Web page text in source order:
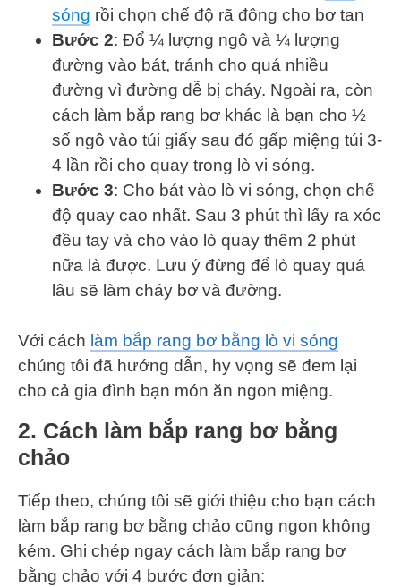
sóng rồi chọn chế độ rã đông cho bơ tan
Bước 2: Đổ ¼ lượng ngô và ¼ lượng
đường vào bát, tránh cho quá nhiều
đường vì đường dễ bị cháy. Ngoài ra, còn
cách làm bắp rang bơ khác là bạn cho ½
số ngô vào túi giấy sau đó gấp miệng túi 3-
4 lần rồi cho quay trong lò vi sóng.
Bước 3: Cho bát vào lò vi sóng, chọn chế
độ quay cao nhất. Sau 3 phút thì lấy ra xóc
đều tay và cho vào lò quay thêm 2 phút
nữa là được. Lưu ý đừng để lò quay quá
lâu sẽ làm cháy bơ và đường.
Với cách làm bắp rang bơ bằng lò vi sóng
chúng tôi đã hướng dẫn, hy vọng sẽ đem lại
cho cả gia đình bạn món ăn ngon miệng.
2. Cách làm bắp rang bơ bằng
chảo
Tiếp theo, chúng tôi sẽ giới thiệu cho bạn cách
làm bắp rang bơ bằng chảo cũng ngon không
kém. Ghi chép ngay cách làm bắp rang bơ
bằng chảo với 4 bước đơn giản: